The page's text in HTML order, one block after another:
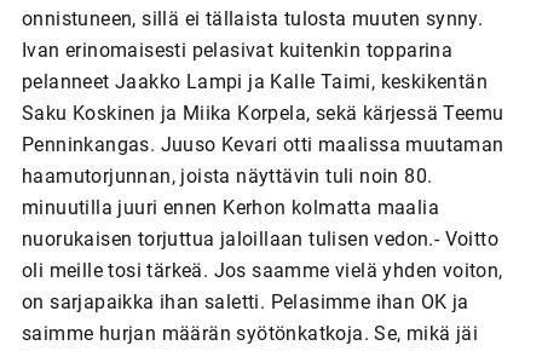
onnistuneen, sillä ei tällaista tulosta muuten synny.
Ivan erinomaisesti pelasivat kuitenkin topparina
pelanneet Jaakko Lampi ja Kalle Taimi, keskikentän
Saku Koskinen ja Miika Korpela, sekä kärjessä Teemu
Penninkangas. Juuso Kevari otti maalissa muutaman
haamutorjunnan, joista näyttävin tuli noin 80.
minuutilla juuri ennen Kerhon kolmatta maalia
nuorukaisen torjuttua jaloillaan tulisen vedon.- Voitto
oli meille tosi tärkeä. Jos saamme vielä yhden voiton,
on sarjapaikka ihan saletti. Pelasimme ihan OK ja
saimme hurjan määrän syötönkatkoja. Se, mikä jäi